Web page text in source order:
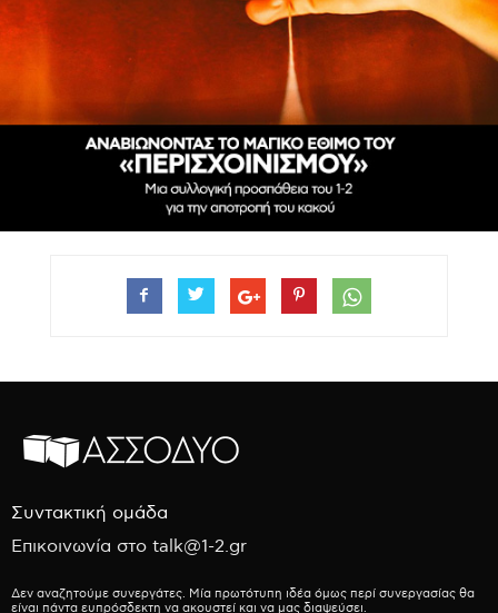
Συντακτική ομάδα
Επικοινωνία στο talk@1-2.gr
Δεν αναζητούμε συνεργάτες. Μία πρωτότυπη ιδέα όμως περί συνεργασίας θα
είναι πάντα ευπρόσδεκτη να ακουστεί και να μας διαψεύσει.